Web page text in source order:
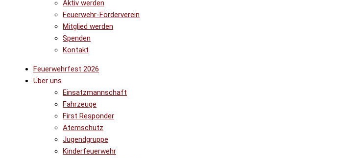
Aktiv werden
Feuerwehr-Förderverein
Mitglied werden
Spenden
Kontakt
Feuerwehrfest 2026
Über uns
Einsatzmannschaft
Fahrzeuge
First Responder
Atemschutz
Jugendgruppe
Kinderfeuerwehr